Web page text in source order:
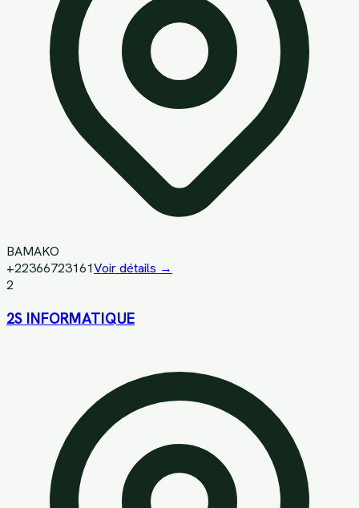
BAMAKO
+22366723161Voir détails →
2
2S INFORMATIQUE